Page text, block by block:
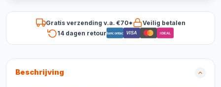
Gratis verzending v.a. €70*
Veilig betalen
14 dagen retourBancontact VISA iDEAL
Beschrijving